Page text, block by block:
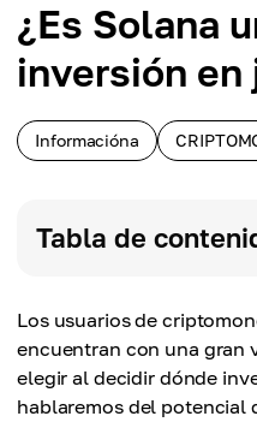
¿Es Solana
inversión en
Informacióna
Tabla de
Los usuarios de
encuentran con una gran
elegir al decidir dónde
hablaremos del potencial